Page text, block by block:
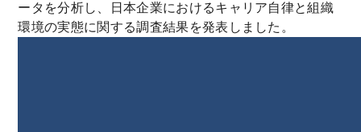
ータを分析し、日本企業におけるキャリア自律と組織
環境の実態に関する調査結果を発表しました。